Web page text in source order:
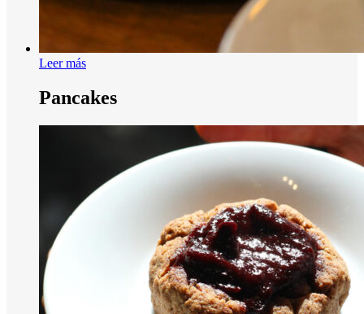
Leer más
Pancakes